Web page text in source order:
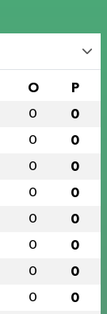
O P
0 0
0 0
0 0
0 0
0 0
0 0
0 0
0 0